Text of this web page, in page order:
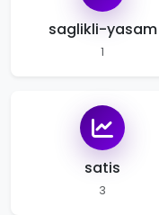
saglikli-yasam
1
satis
3